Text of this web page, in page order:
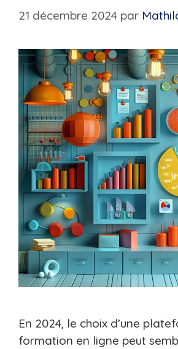
21 décembre 2024 par
En 2024, le choix d’une
formation en ligne peut